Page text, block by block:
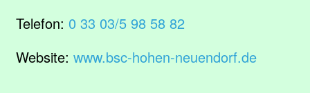
Telefon: 0 33 03/5 98 58 82
Website: www.bsc-hohen-neuendorf.de